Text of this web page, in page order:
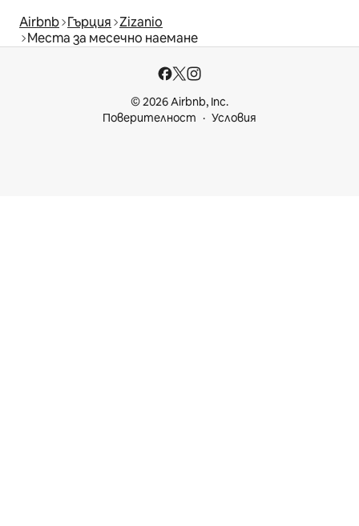
Airbnb Гърция Zizanio
Места за месечно наемане
© 2026 Airbnb, Inc.
Поверителност
Условия